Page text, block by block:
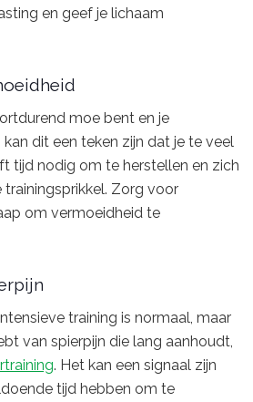
en geef je lichaam
moe bent en je
kan dit een teken zijn dat je te veel
tijd nodig om te herstellen en zich
trainingsprikkel. Zorg voor
om vermoeidheid te
training is normaal, maar
van spierpijn die lang aanhoudt,
. Het kan een signaal zijn
tijd hebben om te